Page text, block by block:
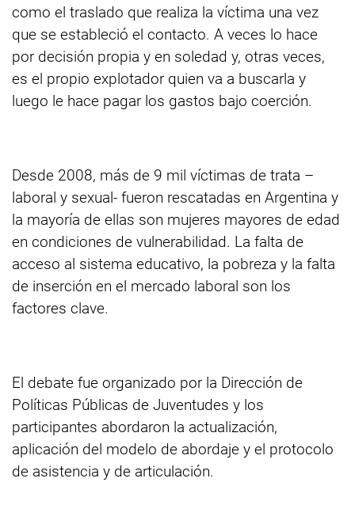
como el traslado que realiza la víctima una vez
que se estableció el contacto. A veces lo hace
por decisión propia y en soledad y, otras veces,
es el propio explotador quien va a buscarla y
luego le hace pagar los gastos bajo coerción.
Desde 2008, más de 9 mil víctimas de trata –
laboral y sexual- fueron rescatadas en Argentina y
la mayoría de ellas son mujeres mayores de edad
en condiciones de vulnerabilidad. La falta de
acceso al sistema educativo, la pobreza y la falta
de inserción en el mercado laboral son los
factores clave.
El debate fue organizado por la Dirección de
Políticas Públicas de Juventudes y los
participantes abordaron la actualización,
aplicación del modelo de abordaje y el protocolo
de asistencia y de articulación.